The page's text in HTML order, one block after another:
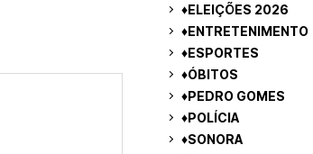
♦ELEIÇÕES 2026
♦ENTRETENIMENTO
♦ESPORTES
♦ÓBITOS
♦PEDRO GOMES
♦POLÍCIA
♦SONORA